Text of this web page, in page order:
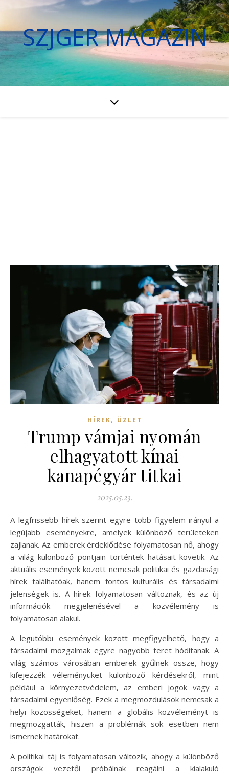
SZJGER MAGAZIN
HÍREK, ÜZLET
Trump vámjai nyomán
elhagyatott kínai
kanapégyár titkai
2025.05.23.
A legfrissebb hírek szerint egyre több figyelem irányul a
legújabb eseményekre, amelyek különböző területeken
zajlanak. Az emberek érdeklődése folyamatosan nő, ahogy
a világ különböző pontjain történtek hatásait követik. Az
aktuális események között nemcsak politikai és gazdasági
hírek találhatóak, hanem fontos kulturális és társadalmi
jelenségek is. A hírek folyamatosan változnak, és az új
információk megjelenésével a közvélemény is
folyamatosan alakul.
A legutóbbi események között megfigyelhető, hogy a
társadalmi mozgalmak egyre nagyobb teret hódítanak. A
világ számos városában emberek gyűlnek össze, hogy
kifejezzék véleményüket különböző kérdésekről, mint
például a környezetvédelem, az emberi jogok vagy a
társadalmi egyenlőség. Ezek a megmozdulások nemcsak a
helyi közösségeket, hanem a globális közvéleményt is
megmozgatták, hiszen a problémák sok esetben nem
ismernek határokat.
A politikai táj is folyamatosan változik, ahogy a különböző
országok vezetői próbálnak reagálni a kialakuló